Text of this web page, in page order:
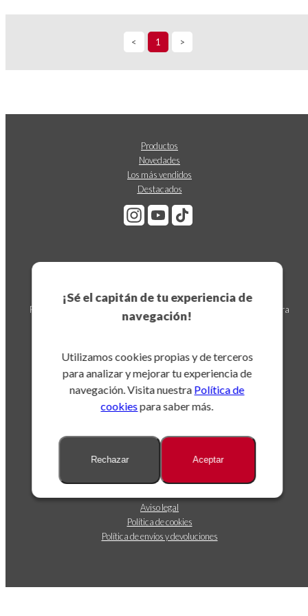
¡Sé el capitán de tu experiencia de
navegación!
Utilizamos cookies propias y de terceros
para analizar y mejorar tu experiencia de
navegación. Visita nuestra Política de
cookiespara saber más.
Rechazar Aceptar
< 1 >
Productos
Novedades
Los más vendidos
Destacados
Puedes darte de baja en cualquier momento. Para ello, consulta nuestra
información de contacto en el aviso legal.
Contáctanos
Aviso legal
Política de cookies
Política de envíos y devoluciones